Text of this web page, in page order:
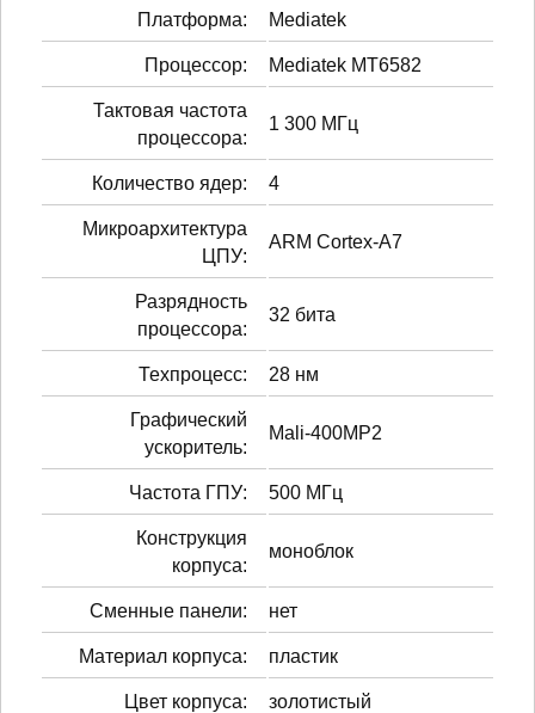
Платформа: Mediatek
Процессор: Mediatek MT6582
Тактовая частота
процессора:
1 300 МГц
Количество ядер: 4
Микроархитектура
ЦПУ:
ARM Cortex-A7
Разрядность
процессора:
32 бита
Техпроцесс: 28 нм
Графический
ускоритель:
Mali-400MP2
Частота ГПУ: 500 МГц
Конструкция
корпуса:
моноблок
Сменные панели: нет
Материал корпуса: пластик
Цвет корпуса: золотистый